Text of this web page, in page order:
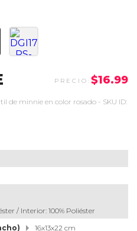
$16.99
de minnie en color rosado - SKU ID:
/ Interior: 100% Poliéster
16x13x22 cm